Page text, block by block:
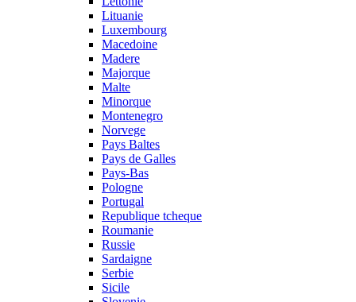
Lituanie
Luxembourg
Macedoine
Madere
Majorque
Malte
Minorque
Montenegro
Norvege
Pays Baltes
Pays de Galles
Pays-Bas
Pologne
Portugal
Republique tcheque
Roumanie
Russie
Sardaigne
Serbie
Sicile